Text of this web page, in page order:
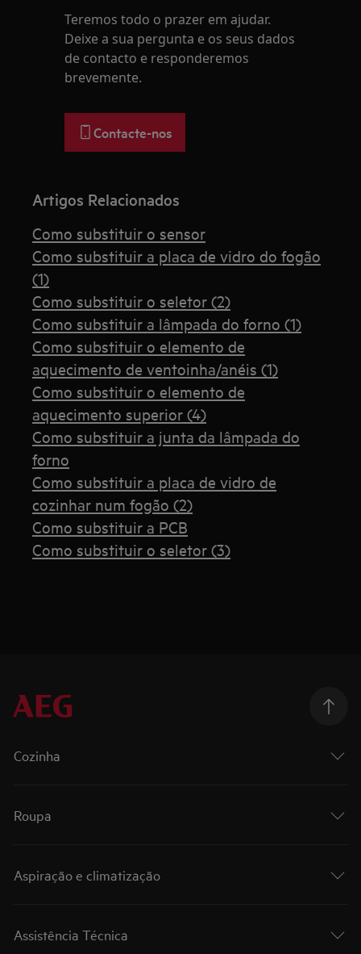
Teremos todo o prazer em ajudar.
Deixe a sua pergunta e os seus dados
de contacto e responderemos
brevemente.
Contacte-nos
Artigos Relacionados
Como substituir o sensor
Como substituir a placa de vidro do fogão
(1)
Como substituir o seletor (2)
Como substituir a lâmpada do forno (1)
Como substituir o elemento de
aquecimento de ventoinha/anéis (1)
Como substituir o elemento de
aquecimento superior (4)
Como substituir a junta da lâmpada do
forno
Como substituir a placa de vidro de
cozinhar num fogão (2)
Como substituir a PCB
Como substituir o seletor (3)
Cozinha
Roupa
Aspiração e climatização
Assistência Técnica